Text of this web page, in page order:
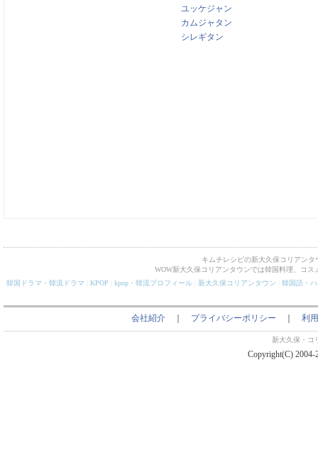
ユッケジャン
カムジャタン
シレギタン
キムチレシピの新大久保コリアン
WOW新大久保コリアンタウンでは韓国料理、コ
韓国ドラマ・韓流ドラマ
KPOP kpop・韓流プロフィール 新大久保コリアンタウン 韓国語・
会社紹介 プライバシーポリシー 利
新大久保・コ
Copyright(C)